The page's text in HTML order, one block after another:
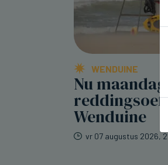
WENDUINE
Nu maandag
Wenduine
vr 07 augustus 2026,